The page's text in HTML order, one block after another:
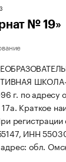
№ 19»
г. по адресу
Краткое
регистрации
ИНН
обл.